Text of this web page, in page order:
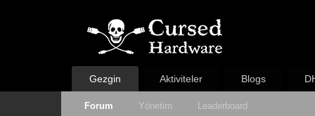
Gezgin
Forum Yönetim Leaderboard
Aktiviteler Blogs